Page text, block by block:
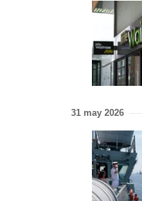
31 may 2026